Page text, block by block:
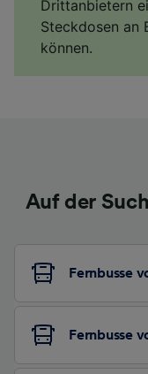
Drittanbietern
Steckdosen an
können.
Auf der
Fernbusse
Fernbusse